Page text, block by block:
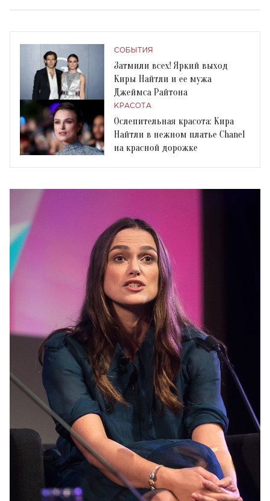
СОБЫТИЯ
Затмили всех! Яркий выход
Киры Найтли и ее мужа
Джеймса Райтона
КРАСОТА
Ослепительная красота: Кира
Найтли в нежном платье Chanel
на красной дорожке